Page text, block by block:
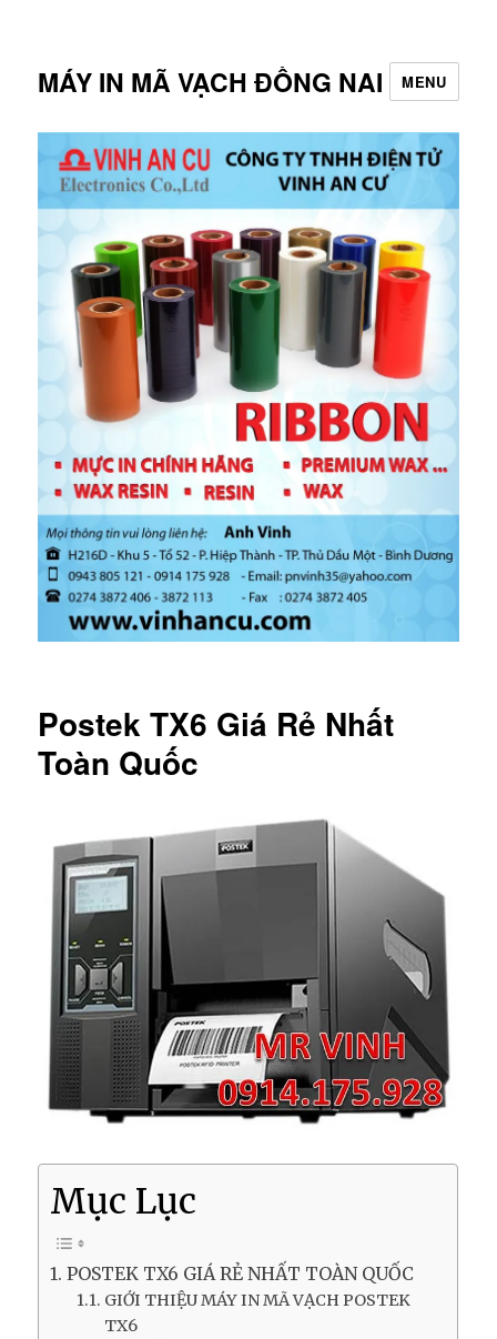
MÁY IN MÃ VẠCH ĐỒNG NAI MENU
Postek TX6 Giá Rẻ Nhất
Toàn Quốc
Mục Lục
POSTEK TX6 GIÁ RẺ NHẤT TOÀN QUỐC
GIỚI THIỆU MÁY IN MÃ VẠCH POSTEK
TX6